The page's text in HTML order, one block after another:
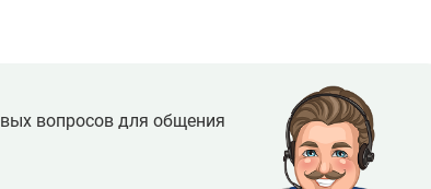
вопросов для общения